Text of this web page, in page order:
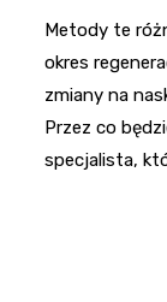
Metody te
okres
zmiany na
Przez co
specjalista,